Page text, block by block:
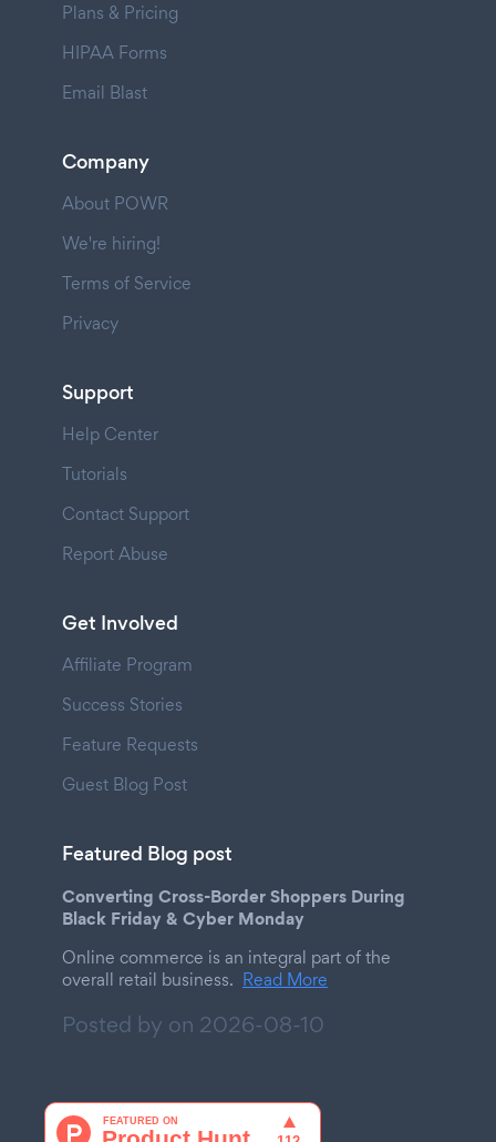
Plans & Pricing
HIPAA Forms
Email Blast
Company
About POWR
We're hiring!
Terms of Service
Privacy
Support
Help Center
Tutorials
Contact Support
Report Abuse
Get Involved
Affiliate Program
Success Stories
Feature Requests
Guest Blog Post
Featured Blog post
Converting Cross-Border Shoppers During
Black Friday & Cyber Monday
Online commerce is an integral part of the
overall retail business. Read More
Posted by on 2026-08-10